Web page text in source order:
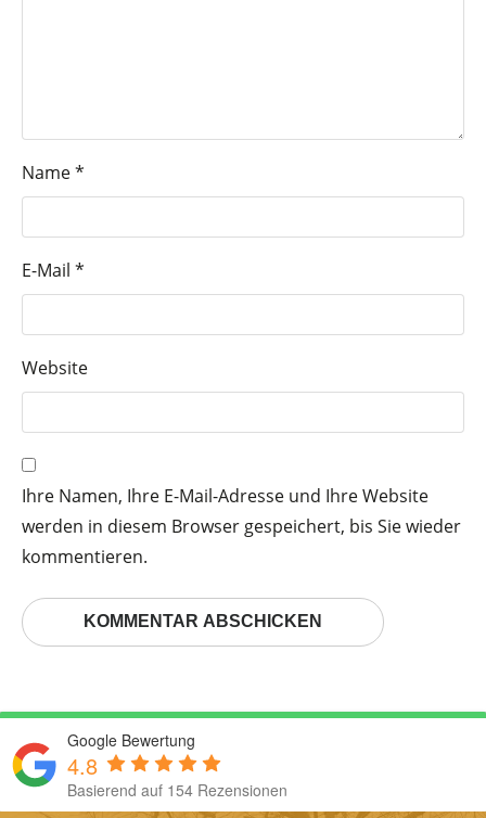
Name*
E-Mail *
Website
Ihre Namen, Ihre E-Mail-Adresse und Ihre Website
werden in diesem Browser gespeichert, bis Sie wieder
kommentieren.
Google Bewertung
4.8
Basierend auf 154 Rezensionen